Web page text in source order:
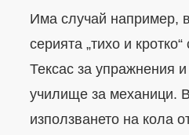
Има случай например,
серията „тихо и
Тексас за упражнения
училище за механици.
използването на кола